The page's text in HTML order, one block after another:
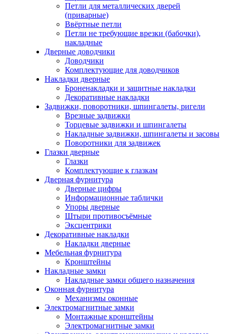
Петли для металлических дверей
(приварные)
Ввёртные петли
Петли не требующие врезки (бабочки),
накладные
Дверные доводчики
Доводчики
Комплектующие для доводчиков
Накладки дверные
Броненакладки и защитные накладки
Декоративные накладки
Задвижки, поворотники, шпингалеты, ригели
Врезные задвижки
Торцевые задвижки и шпингалеты
Накладные задвижки, шпингалеты и засовы
Поворотники для задвижек
Глазки дверные
Глазки
Комплектующие к глазкам
Дверная фурнитура
Дверные цифры
Информационные таблички
Упоры дверные
Штыри противосъёмные
Эксцентрики
Декоративные накладки
Накладки дверные
Мебельная фурнитура
Кронштейны
Накладные замки
Накладные замки общего назначения
Оконная фурнитура
Механизмы оконные
Электромагнитные замки
Монтажные кронштейны
Электромагнитные замки